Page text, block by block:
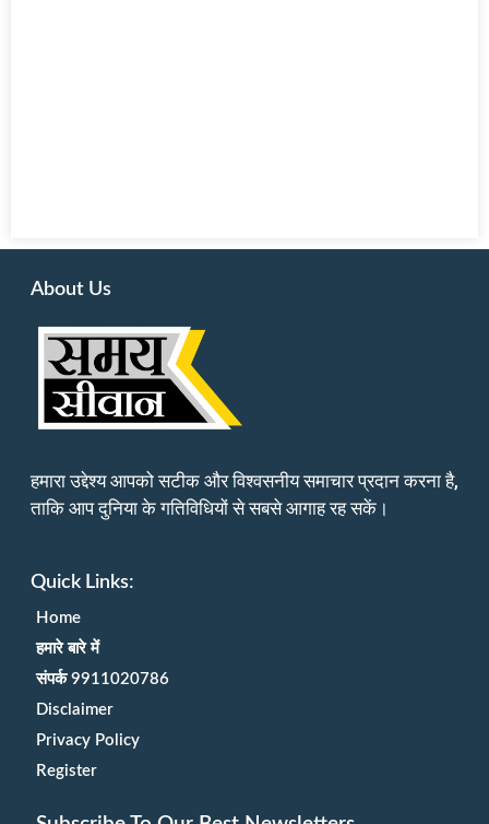
About Us
हमारा उद्देश्य आपको सटीक और विश्वसनीय समाचार प्रदान करना है,
ताकि आप दुनिया के गतिविधियों से सबसे आगाह रह सकें।
Quick Links:
Home
हमारे बारे में
संपर्क 9911020786
Disclaimer
Privacy Policy
Register